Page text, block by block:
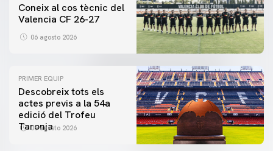
Coneix al cos tècnic del
Valencia CF 26-27
06 agosto 2026
PRIMER EQUIP
Descobreix tots els
actes previs a la 54a
edició del Trofeu
Taronja
06 agosto 2026